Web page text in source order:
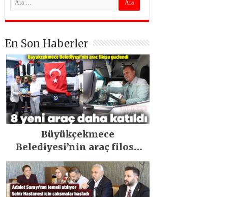
En Son Haberler
Büyükçekmece
Belediyesi’nin araç filosu
güçlendi